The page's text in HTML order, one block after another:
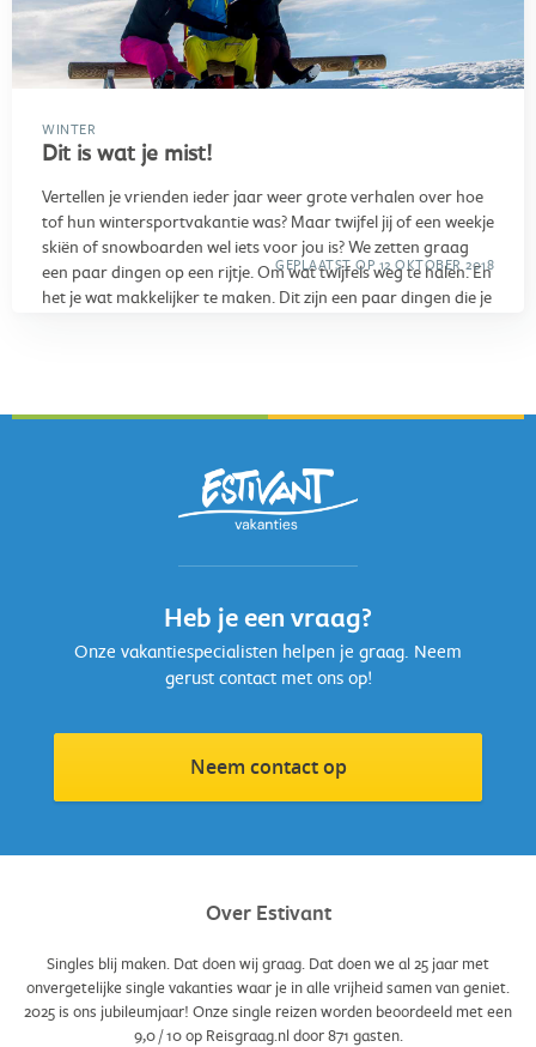
WINTER
Dit is wat je mist!
Vertellen je vrienden ieder jaar weer grote verhalen over hoe
tof hun wintersportvakantie was? Maar twijfel jij of een weekje
skiën of snowboarden wel iets voor jou is? We zetten graag
een paar dingen op een rijtje. Om wat twijfels weg te halen. En
het je wat makkelijker te maken. Dit zijn een paar dingen die je
zonnetje op je gezicht. En dat heeft nog meer voordelen! Niet
zorgt voor een flinke zonkracht. Zo kom jij wel aan je nodige
vitamine D om de winter door te komen. Door de zon voel je je
fitter, vrolijker en gezonder. Oh, maar vergeet je niet in te
GEPLAATST OP 12 OKTOBER 2018
Heb je een vraag?
Onze vakantiespecialisten helpen je graag. Neem
gerust contact met ons op!
Neem contact op
Over Estivant
Singles blij maken. Dat doen wij graag. Dat doen we al 25 jaar met
onvergetelijke single vakanties waar je in alle vrijheid samen van geniet.
2025 is ons jubileumjaar! Onze single reizen worden beoordeeld met een
9,0/10op Reisgraag.nl door871 gasten.